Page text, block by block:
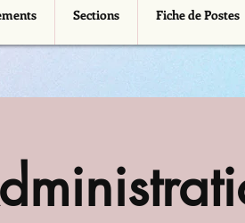
Sections Fiche de Postes